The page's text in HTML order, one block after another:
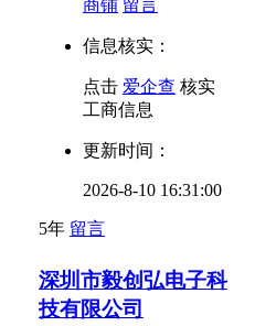
商铺 留言
信息核实：
点击 爱企查 核实
工商信息
更新时间：
2026-8-10 16:31:00
5年 留言
深圳市毅创弘电子科
技有限公司